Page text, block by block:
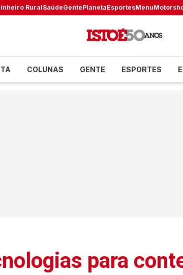
RuralSaúdeGentePlanetaEsportesMenu
COLUNAS GENTE ESPORTES
para